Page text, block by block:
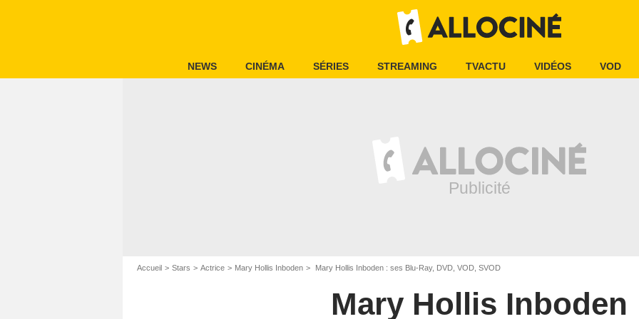
NEWS CINÉMA SÉRIES STREAMING TVACTU VIDÉOS VOD
Accueil Stars Actrice Mary Hollis Inboden Mary Hollis Inboden : ses Blu-Ray, DVD, VOD, SVOD
Mary Hollis Inboden